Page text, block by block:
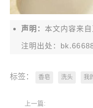
声明： 本文内容来
注明出处：
标签： 香皂 洗头 我
上一篇: